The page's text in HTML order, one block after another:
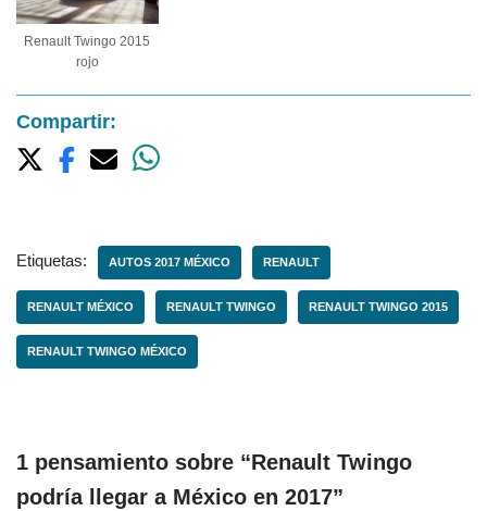
Renault Twingo 2015
rojo
Compartir:
Etiquetas: AUTOS 2017 MÉXICO RENAULT
RENAULT MÉXICO RENAULT TWINGO RENAULT TWINGO 2015
RENAULT TWINGO MÉXICO
1 pensamiento sobre “Renault Twingo
podría llegar a México en 2017”